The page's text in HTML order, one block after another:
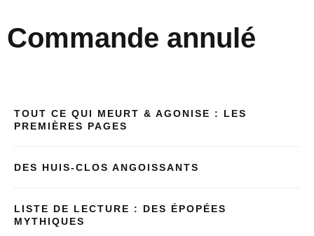
Commande annulé
TOUT CE QUI MEURT & AGONISE : LES
PREMIÈRES PAGES
DES HUIS-CLOS ANGOISSANTS
LISTE DE LECTURE : DES ÉPOPÉES
MYTHIQUES